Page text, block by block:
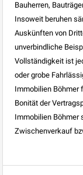
Bauherren,
Insoweit beruhen
Auskünften von
unverbindliche
Vollständigkeit ist
oder grobe
Immobilien Böhmer
Bonität der
Immobilien Böhmer
Zwischenverkauf